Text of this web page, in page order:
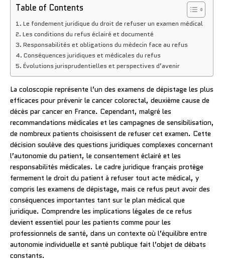
Table of Contents
Le fondement juridique du droit de refuser un examen médical
Les conditions du refus éclairé et documenté
Responsabilités et obligations du médecin face au refus
Conséquences juridiques et médicales du refus
Évolutions jurisprudentielles et perspectives d’avenir
La coloscopie représente l’un des examens de dépistage les plus
efficaces pour prévenir le cancer colorectal, deuxième cause de
décès par cancer en France. Cependant, malgré les
recommandations médicales et les campagnes de sensibilisation,
de nombreux patients choisissent de refuser cet examen. Cette
décision soulève des questions juridiques complexes concernant
l’autonomie du patient, le consentement éclairé et les
responsabilités médicales. Le cadre juridique français protège
fermement le droit du patient à refuser tout acte médical, y
compris les examens de dépistage, mais ce refus peut avoir des
conséquences importantes tant sur le plan médical que
juridique. Comprendre les implications légales de ce refus
devient essentiel pour les patients comme pour les
professionnels de santé, dans un contexte où l’équilibre entre
autonomie individuelle et santé publique fait l’objet de débats
constants.